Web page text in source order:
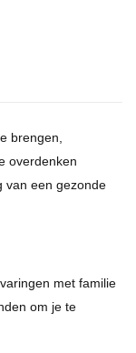
brengen,
overdenken
van een gezonde
met familie
om je te